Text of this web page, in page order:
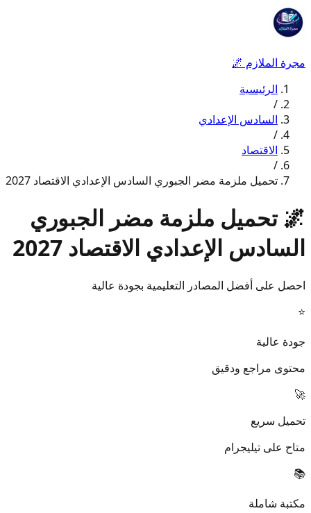
مجرة الملازم 🌌
الرئيسية
/
السادس الإعدادي
/
الاقتصاد
/
تحميل ملزمة مضر الجبوري السادس الإعدادي الاقتصاد 2027
🌌 تحميل ملزمة مضر الجبوري
السادس الإعدادي الاقتصاد 2027
احصل على أفضل المصادر التعليمية بجودة عالية
⭐
جودة عالية
محتوى مراجع ودقيق
🚀
تحميل سريع
متاح على تيليجرام
📚
مكتبة شاملة